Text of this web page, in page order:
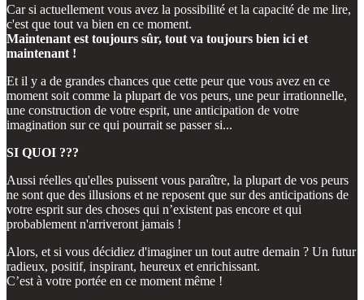
Car si actuellement vous avez la possibilité et la capacité de me lire,
c'est que tout va bien en ce moment.
Maintenant est toujours sûr, tout va toujours bien ici et
maintenant !
Et il y a de grandes chances que cette peur que vous avez en ce
moment soit comme la plupart de vos peurs, une peur irrationnelle,
une construction de votre esprit, une anticipation de votre
imagination sur ce qui pourrait se passer si...
SI QUOI ???
Aussi réelles qu'elles puissent vous paraître, la plupart de vos peurs
ne sont que des illusions et ne reposent que sur des anticipations de
votre esprit sur des choses qui n’existent pas encore et qui
probablement n'arriveront jamais !
Alors, et si vous décidiez d'imaginer un tout autre demain ? Un futur
radieux, positif, inspirant, heureux et enrichissant.
C’est à votre portée en ce moment même !